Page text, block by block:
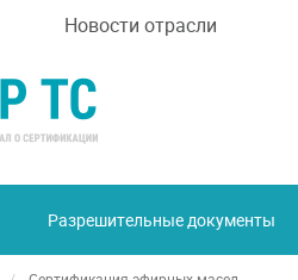
Новости отрасли
Разрешительные документы